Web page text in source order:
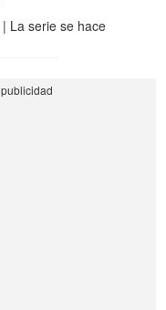
| La serie se hace